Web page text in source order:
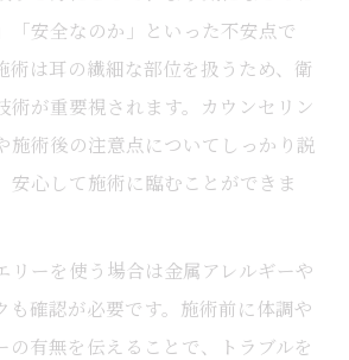
時に確認したい内容まとめ
術前の丁寧なヒアリング体験談
ングで何が聞かれるか
「安全なのか」といった不安点で
術は耳の繊細な部位を扱うため、衛
術が重要視されます。カウンセリン
施術後の注意点についてしっかり説
安心して施術に臨むことができま
リーを使う場合は金属アレルギーや
も確認が必要です。施術前に体調や
の有無を伝えることで、トラブルを